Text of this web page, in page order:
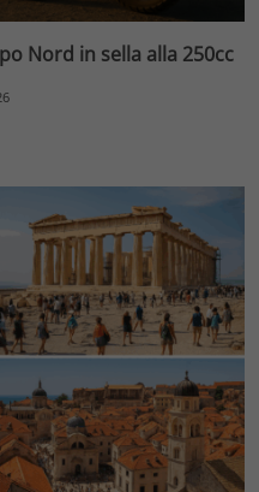
Nord in sella alla 250cc